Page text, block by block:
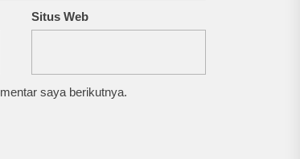
Situs Web
saya berikutnya.